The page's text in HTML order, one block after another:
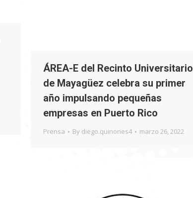
ÁREA-E del Recinto Universitario
de Mayagüez celebra su primer
año impulsando pequeñas
empresas en Puerto Rico
Prensa By diego.quinones4 marzo 26, 2022